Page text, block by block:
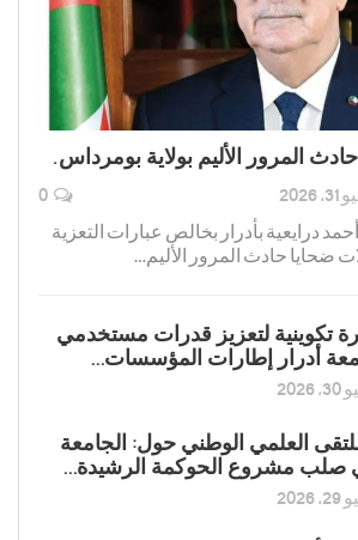
المرور الأليم بولاية بومرداس.
2026
درايعية بأدرار بخالص عبارات التعزية
ضحايا حادث المرور الأليم…
تكوينية لتعزیز قدرات مستخدمي
أدرار إطارات المؤسسات…
العلمي الوطني حول: الجامعة
صلب مشروع الحوكمة الرشيدة…